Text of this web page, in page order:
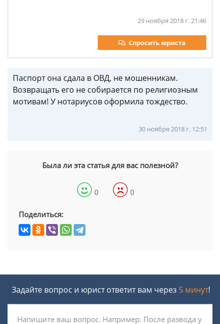
29 ноября 2018 г. 21:46
Спросить юриста
Паспорт она сдала в ОВД, не мошенникам.
Возвращать его не собирается по религиозным
мотивам! У нотариусов оформила тождество.
30 ноября 2018 г. 12:51
Была ли эта статья для вас полезной?
0 0
Поделиться:
Задайте вопрос и юрист ответит вам через 5 минут!